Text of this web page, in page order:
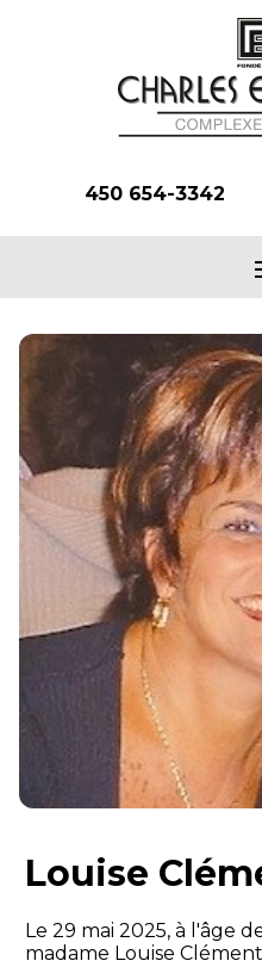
450 654-3342
Louise
Le 29 mai 2025, à l'âge
madame Louise